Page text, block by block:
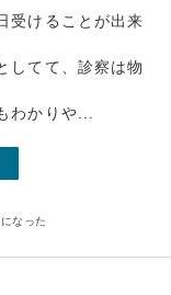
受けることが出来
してて、診察は物
わかりや...
なった